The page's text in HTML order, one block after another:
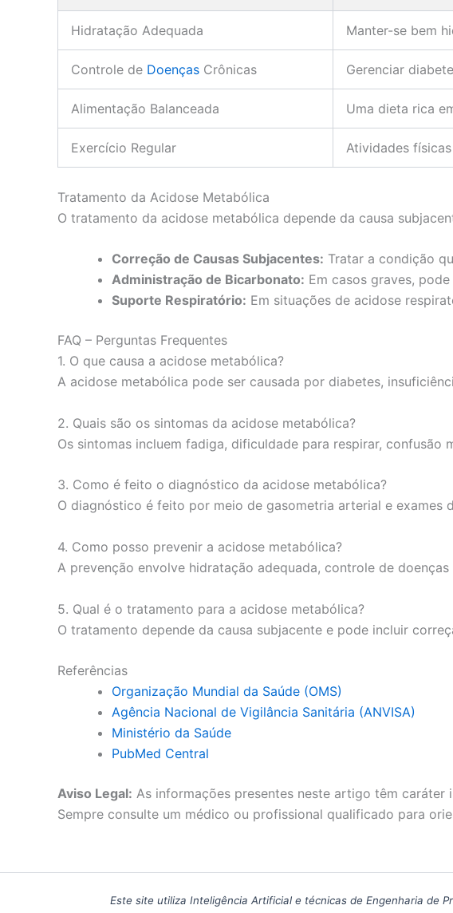
Hidratação Adequada Manter-se bem
Controle de Doenças Crônicas Gerenciar
Alimentação Balanceada Uma dieta rica
Exercício Regular Atividades
Tratamento da Acidose Metabólica
O tratamento da acidose metabólica depende da causa
Correção de Causas Subjacentes: Tratar a condição
Administração de Bicarbonato: Em casos graves,
Suporte Respiratório: Em situações de acidose
FAQ – Perguntas Frequentes
1. O que causa a acidose metabólica?
A acidose metabólica pode ser causada por diabetes,
2. Quais são os sintomas da acidose metabólica?
Os sintomas incluem fadiga, dificuldade para respirar, confusão
3. Como é feito o diagnóstico da acidose metabólica?
O diagnóstico é feito por meio de gasometria arterial e exames
4. Como posso prevenir a acidose metabólica?
A prevenção envolve hidratação adequada, controle de
5. Qual é o tratamento para a acidose metabólica?
O tratamento depende da causa subjacente e pode incluir
Referências
Organização Mundial da Saúde (OMS)
Agência Nacional de Vigilância Sanitária (ANVISA)
Ministério da Saúde
PubMed Central
Aviso Legal: As informações presentes neste artigo têm
Sempre consulte um médico ou profissional qualificado para
Este site utiliza Inteligência Artificial e técnicas de Engenharia de